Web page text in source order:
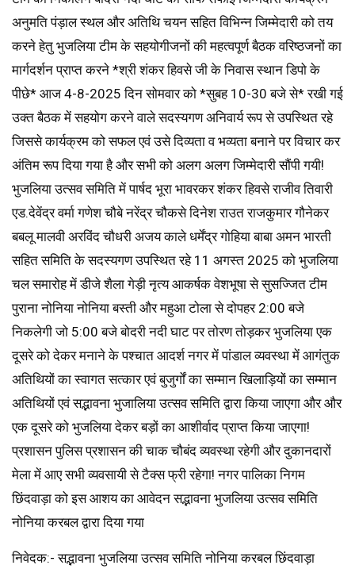
अनुमति पंड़ाल स्थल और अतिथि चयन सहित विभिन्न जिम्मेदारी को तय
करने हेतु भुजलिया टीम के सहयोगीजनों की महत्वपूर्ण बैठक वरिष्ठजनों का
मार्गदर्शन प्राप्त करने *श्री शंकर हिवसे जी के निवास स्थान डिपो के
पीछे* आज 4-8-2025 दिन सोमवार को *सुबह 10-30 बजे से* रखी गई
उक्त बैठक में सहयोग करने वाले सदस्यगण अनिवार्य रूप से उपस्थित रहे
जिससे कार्यक्रम को सफल एवं उसे दिव्यता व भव्यता बनाने पर विचार कर
अंतिम रूप दिया गया है और सभी को अलग अलग जिम्मेदारी सौंपी गयी!
भुजलिया उत्सव समिति में पार्षद भूरा भावरकर शंकर हिवसे राजीव तिवारी
एड.देवेंद्र वर्मा गणेश चौबे नरेंद्र चौकसे दिनेश राउत राजकुमार गौनेकर
बबलू मालवी अरविंद चौधरी अजय काले धर्मेंद्र गोहिया बाबा अमन भारती
सहित समिति के सदस्यगण उपस्थित रहे 11 अगस्त 2025 को भुजलिया
चल समारोह में डीजे शैला गेड़ी नृत्य आकर्षक वेशभूषा से सुसज्जित टीम
पुराना नोनिया नोनिया बस्ती और महुआ टोला से दोपहर 2:00 बजे
निकलेगी जो 5:00 बजे बोदरी नदी घाट पर तोरण तोड़कर भुजलिया एक
दूसरे को देकर मनाने के पश्चात आदर्श नगर में पांडाल व्यवस्था में आगंतुक
अतिथियों का स्वागत सत्कार एवं बुजुर्गों का सम्मान खिलाड़ियों का सम्मान
अतिथियों एवं सद्भावना भुजालिया उत्सव समिति द्वारा किया जाएगा और और
एक दूसरे को भुजलिया देकर बड़ों का आशीर्वाद प्राप्त किया जाएगा!
प्रशासन पुलिस प्रशासन की चाक चौबंद व्यवस्था रहेगी और दुकानदारों
मेला में आए सभी व्यवसायी से टैक्स फ्री रहेगा! नगर पालिका निगम
छिंदवाड़ा को इस आशय का आवेदन सद्भावना भुजलिया उत्सव समिति
नोनिया करबल द्वारा दिया गया
निवेदक:- सद्भावना भुजलिया उत्सव समिति नोनिया करबल छिंदवाड़ा